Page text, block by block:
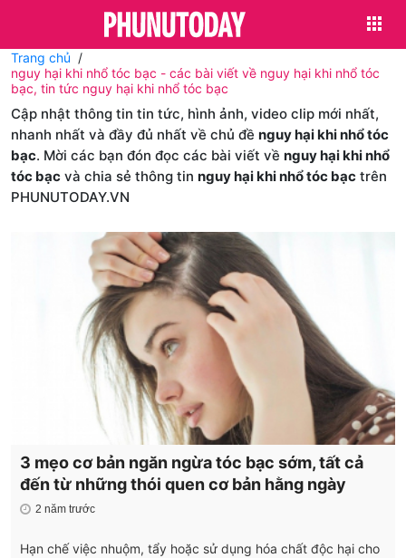
Trang chủ
nguy hại khi nhổ tóc bạc - các bài viết về nguy hại khi nhổ tóc
bạc, tin tức nguy hại khi nhổ tóc bạc
Cập nhật thông tin tin tức, hình ảnh, video clip mới nhất,
nhanh nhất và đầy đủ nhất về chủ đề nguy hại khi nhổ tóc
bạc. Mời các bạn đón đọc các bài viết về nguy hại khi nhổ
tóc bạc và chia sẻ thông tin nguy hại khi nhổ tóc bạc trên
PHUNUTODAY.VN
3 mẹo cơ bản ngăn ngừa tóc bạc sớm, tất cả
đến từ những thói quen cơ bản hằng ngày
2 năm trước
Hạn chế việc nhuộm, tẩy hoặc sử dụng hóa chất độc hại cho